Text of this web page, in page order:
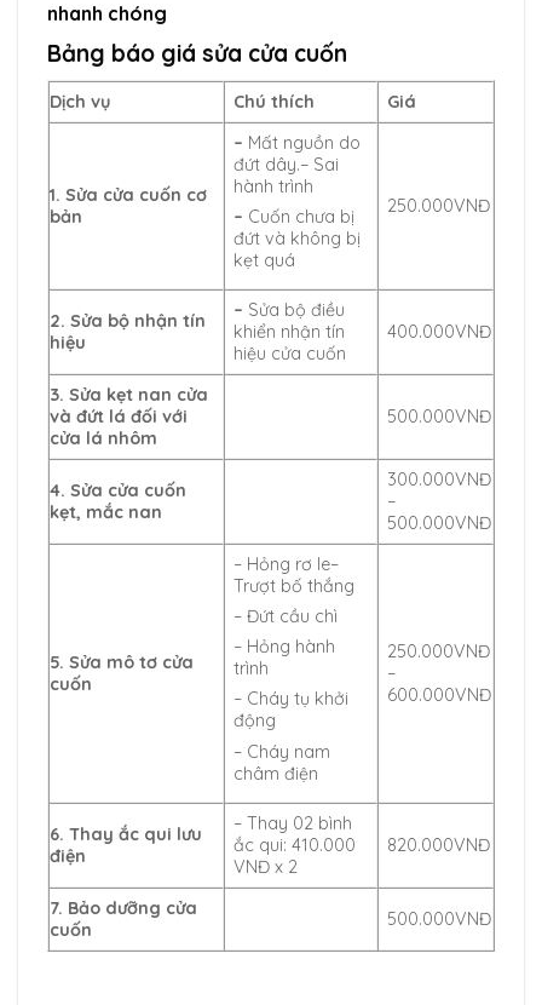
nhanh chóng
Bảng báo giá sửa cửa cuốn
Dịch vụ Chú thích Giá
1. Sửa cửa cuốn cơ
bản
– Mất nguồn do
đứt dây.– Sai
hành trình
– Cuốn chưa bị
đứt và không bị
kẹt quá
250.000VNĐ
2. Sửa bộ nhận tín
hiệu
– Sửa bộ điều
khiển nhận tín
hiệu cửa cuốn
400.000VNĐ
3. Sửa kẹt nan cửa
và đứt lá đối với
cửa lá nhôm
500.000VNĐ
4. Sửa cửa cuốn
kẹt, mắc nan
300.000VNĐ
–
500.000VNĐ
5. Sửa mô tơ cửa
cuốn
– Hỏng rơ le–
Trượt bố thắng
– Đứt cầu chì
– Hỏng hành
trình
– Cháy tụ khởi
động
– Cháy nam
châm điện
250.000VNĐ
–
600.000VNĐ
6. Thay ắc qui lưu
điện
– Thay 02 bình
ắc qui: 410.000
VNĐ x 2
820.000VNĐ
7. Bảo dưỡng cửa
cuốn
500.000VNĐ